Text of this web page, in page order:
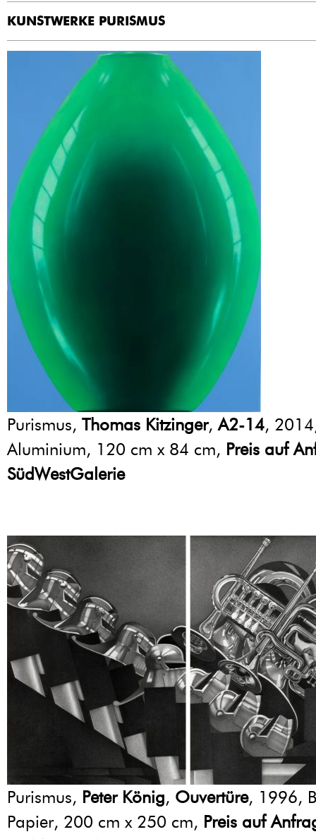
KUNSTWERKE PURISMUS
Purismus, Thomas Kitzinger,A2-14,
Aluminium, 120 cm x 84 cm, Preis auf
SüdWestGalerie
Purismus, Peter König, Ouvertüre, 1996,
Papier, 200 cm x 250 cm, Preis auf